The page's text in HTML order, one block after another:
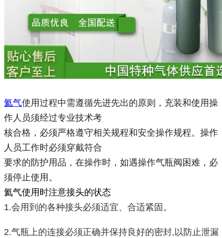
氦气使用过程中需遵循先进先出的原则，充装和使用操
作人员须经过专业技术考
核合格，必须严格遵守相关规程和安全操作规程。操作
人员工作时必须穿戴符合
要求的防护用品，在操作时，如遇操作气瓶阀困难，必
须停止使用。
氦气使用时注意接头的状态
1.会用到的各种接头必须适宜、合适紧固。
2.气瓶上的连接必须正确并保持良好的密封,以防止泄漏